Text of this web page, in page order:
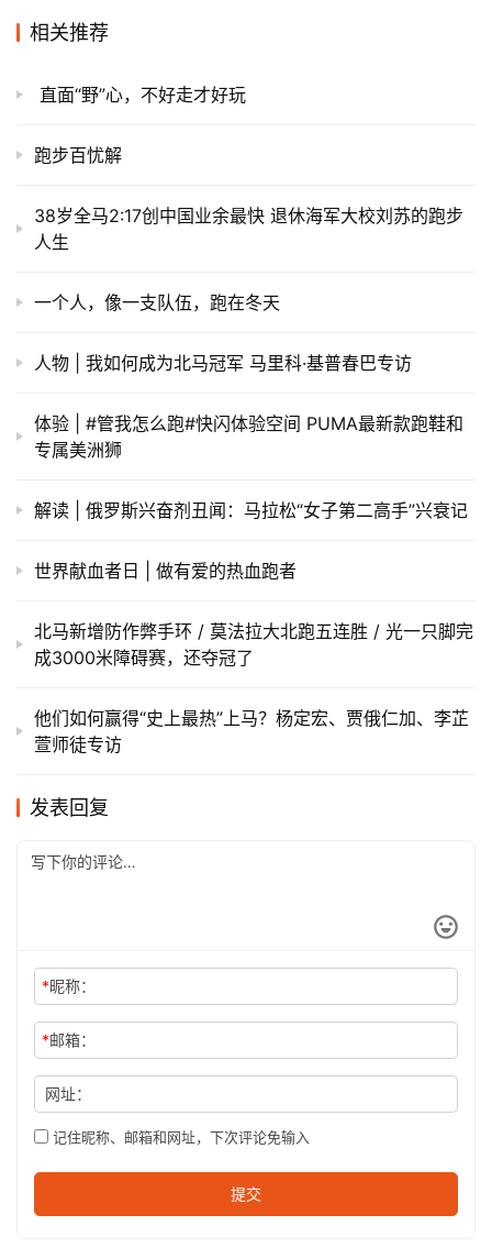
相关推荐
直面“野”心，不好走才好玩
跑步百忧解
38岁全马2:17创中国业余最快 退休海军大校刘苏的跑步
人生
一个人，像一支队伍，跑在冬天
人物 | 我如何成为北马冠军 马里科·基普春巴专访
体验 | #管我怎么跑#快闪体验空间 PUMA最新款跑鞋和
专属美洲狮
解读 | 俄罗斯兴奋剂丑闻：马拉松“女子第二高手”兴衰记
世界献血者日 | 做有爱的热血跑者
北马新增防作弊手环 / 莫法拉大北跑五连胜 / 光一只脚完
成3000米障碍赛，还夺冠了
他们如何赢得“史上最热”上马？杨定宏、贾俄仁加、李芷
萱师徒专访
发表回复
*昵称：
*邮箱：
网址：
记住昵称、邮箱和网址，下次评论免输入
提交